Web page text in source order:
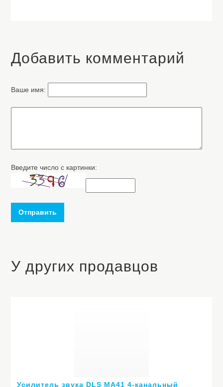
Добавить комментарий
Ваше имя:
Введите число с картинки:
Отправить
У других продавцов
Усилитель звука DLS MA41 4-канальный